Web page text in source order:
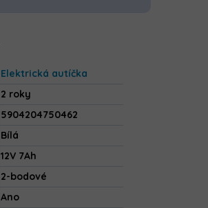
Elektrická autíčka
2 roky
5904204750462
Bílá
12V 7Ah
2-bodové
Ano